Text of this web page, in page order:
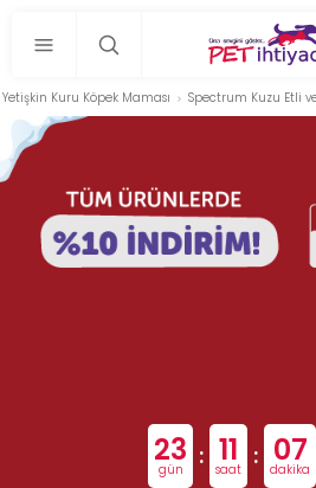
Yetişkin Kuru Köpek Maması Spectrum Kuzu Etli
23
gün : 11
saat : 07
dakika